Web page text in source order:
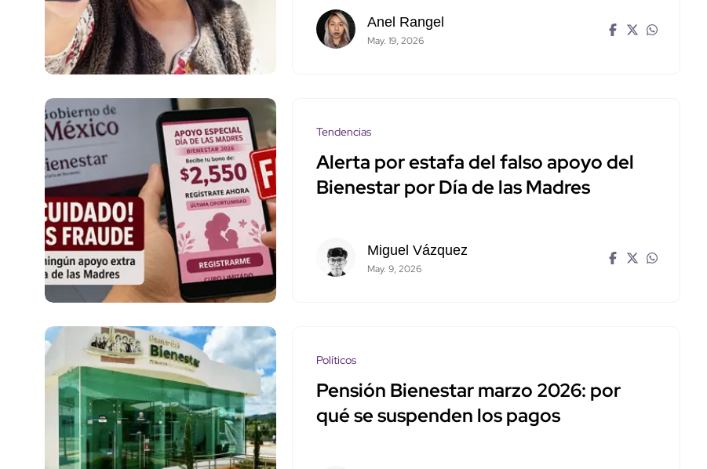
Anel Rangel
May. 19, 2026
Tendencias
Alerta por estafa del falso apoyo del
Bienestar por Día de las Madres
Miguel Vázquez
May. 9, 2026
Políticos
Pensión Bienestar marzo 2026: por
qué se suspenden los pagos